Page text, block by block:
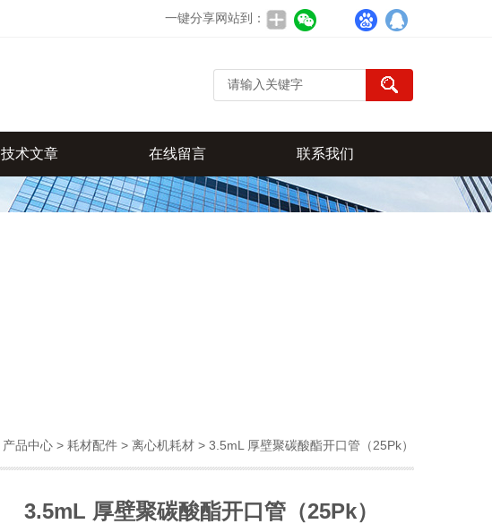
一键分享网站到：
技术文章 在线留言 联系我们
产品中心 > 耗材配件 > 离心机耗材 > 3.5mL 厚壁聚碳酸酯开口管（25Pk）
3.5mL 厚壁聚碳酸酯开口管（25Pk）